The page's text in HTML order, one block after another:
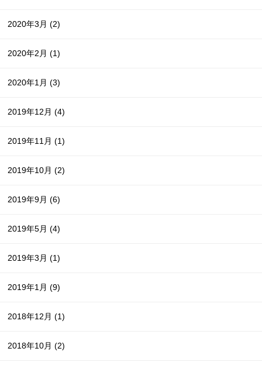
2020年3月(2)
2020年2月(1)
2020年1月(3)
2019年12月(4)
2019年11月(1)
2019年10月(2)
2019年9月(6)
2019年5月(4)
2019年3月(1)
2019年1月(9)
2018年12月(1)
2018年10月(2)